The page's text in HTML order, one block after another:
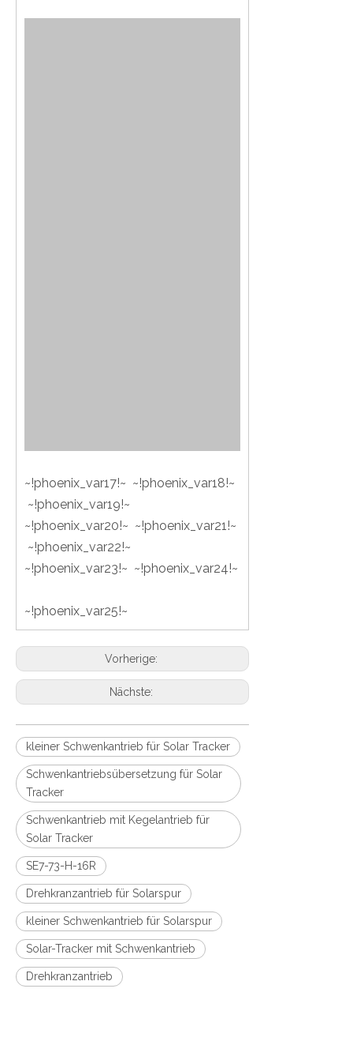
~!phoenix_var17!~ ~!phoenix_var18!~
~!phoenix_var19!~
~!phoenix_var20!~ ~!phoenix_var21!~
~!phoenix_var22!~
~!phoenix_var23!~ ~!phoenix_var24!~
~!phoenix_var25!~
Vorherige:
Nächste:
kleiner Schwenkantrieb für Solar Tracker
Schwenkantriebsübersetzung für Solar
Tracker
Schwenkantrieb mit Kegelantrieb für
Solar Tracker
SE7-73-H-16R
Drehkranzantrieb für Solarspur
kleiner Schwenkantrieb für Solarspur
Solar-Tracker mit Schwenkantrieb
Drehkranzantrieb